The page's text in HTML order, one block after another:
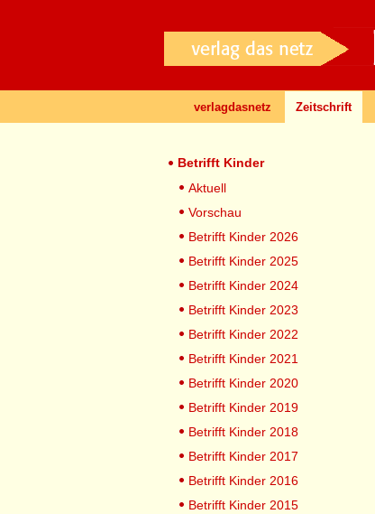
verlagdasnetz Zeitschrift
Betrifft Kinder
Aktuell
Vorschau
Betrifft Kinder 2026
Betrifft Kinder 2025
Betrifft Kinder 2024
Betrifft Kinder 2023
Betrifft Kinder 2022
Betrifft Kinder 2021
Betrifft Kinder 2020
Betrifft Kinder 2019
Betrifft Kinder 2018
Betrifft Kinder 2017
Betrifft Kinder 2016
Betrifft Kinder 2015